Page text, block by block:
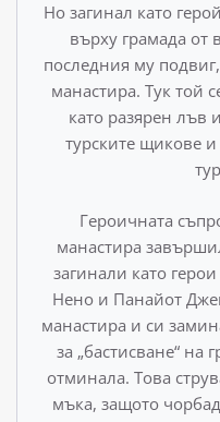
Но загинал като
върху грамада от
последния му
манастира. Тук той
като разярен лъв
турските щикове
Героичната
манастира
загинали като
Нено и Панайот
манастира и си
за „бастисване“ на
отминала. Това
мъка, защото